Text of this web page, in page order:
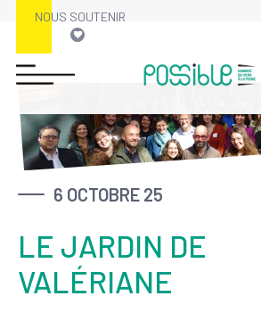
Skip
content
NOUS SOUTENIR
6 OCTOBRE 25
LE JARDIN DE
VALÉRIANE